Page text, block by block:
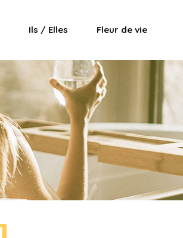
Ils / Elles Fleur de vie